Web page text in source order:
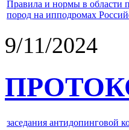
Правила и нормы в области
пород на ипподромах
9/11/2024
заседания